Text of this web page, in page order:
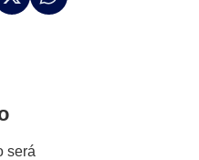
será